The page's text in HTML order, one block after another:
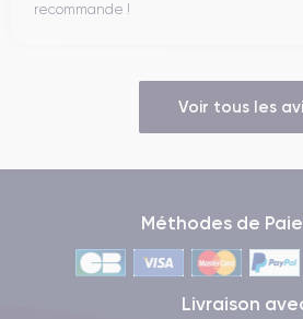
recommande !
Voir tous les
Méthodes de
Livraison